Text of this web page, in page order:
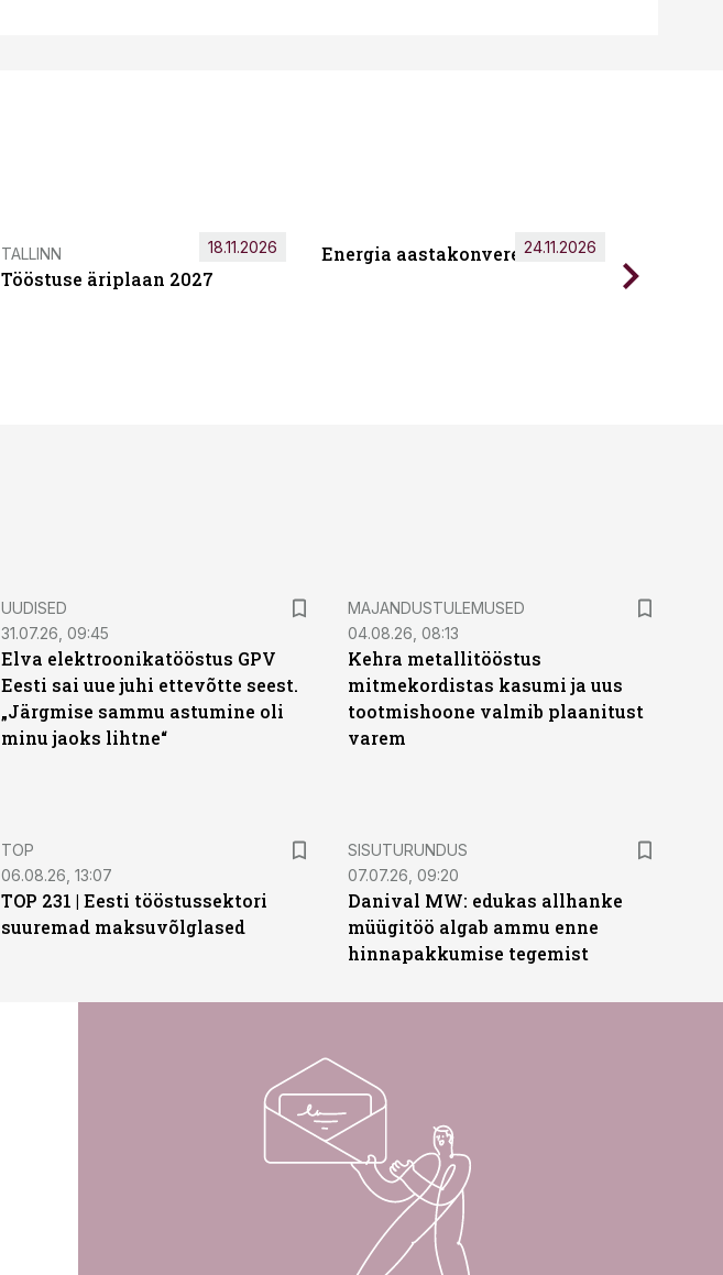
TALLINN
Tööstuse äriplaan 2027
18.11.2026 Energia aastakonverents 2026
24.11.2026
UUDISED
31.07.26, 09:45
Elva elektroonikatööstus GPV
Eesti sai uue juhi ettevõtte seest.
„Järgmise sammu astumine oli
minu jaoks lihtne“
MAJANDUSTULEMUSED
04.08.26, 08:13
Kehra metallitööstus
mitmekordistas kasumi ja uus
tootmishoone valmib plaanitust
varem
TOP
06.08.26, 13:07
TOP 231 | Eesti tööstussektori
suuremad maksuvõlglased
ST
SISUTURUNDUS
07.07.26, 09:20
Danival MW: edukas allhanke
müügitöö algab ammu enne
hinnapakkumise tegemist